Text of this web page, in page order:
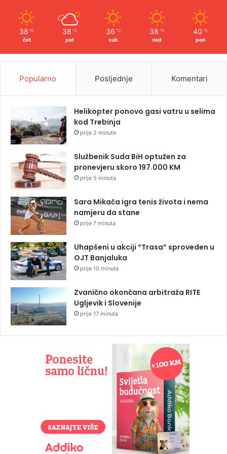
38 ℃
čet
38 ℃
pet
36 ℃
sub
38 ℃
ned
40 ℃
pon
Popularno Posljednje Komentari
Helikopter ponovo gasi vatru u selima
kod Trebinja
prije 2 minute
Službenik Suda BiH optužen za
pronevjeru skoro 197.000 KM
prije 5 minuta
Sara Mikača igra tenis života i nema
namjeru da stane
prije 7 minuta
Uhapšeni u akciji “Trasa” sproveden u
OJT Banjaluka
prije 10 minuta
Zvanično okončana arbitraža RITE
Ugljevik i Slovenije
prije 17 minuta